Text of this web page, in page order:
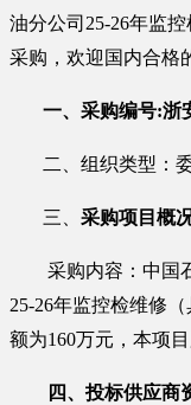
油分公司 25-26年监
采购，欢迎国内合格
一、采购编号:浙
二、组织类型：
三、 采购项目概
采购内容： 中国
25-26年监控检维修
额为160万元 ， 本项目
四、投标供应商